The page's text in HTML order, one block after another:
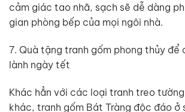
cảm giác tao nhã, sạch sẽ dễ dàng
gian phòng bếp của mọi ngôi nhà.
7. Quà tặng tranh gốm phong thủy để
lành ngày tết
Khác hẳn với các loại tranh treo
khác, tranh gốm Bát Tràng độc đáo ở